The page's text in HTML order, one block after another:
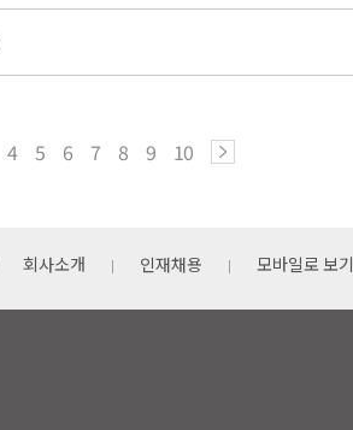
4 5 6 7 8 9 10
회사소개 인재채용 모바일로 보기